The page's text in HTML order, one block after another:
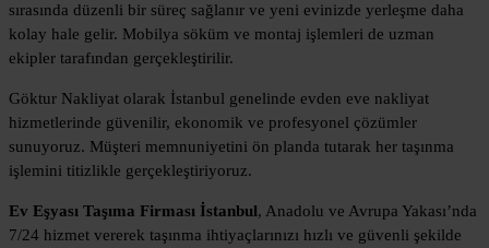
sırasında düzenli bir süreç sağlanır ve yeni evinizde yerleşme daha
kolay hale gelir. Mobilya söküm ve montaj işlemleri de uzman
ekipler tarafından gerçekleştirilir.
Göktur Nakliyat olarak İstanbul genelinde evden eve nakliyat
hizmetlerinde güvenilir, ekonomik ve profesyonel çözümler
sunuyoruz. Müşteri memnuniyetini ön planda tutarak her taşınma
işlemini titizlikle gerçekleştiriyoruz.
Ev Eşyası Taşıma Firması İstanbul, Anadolu ve Avrupa Yakası’nda
7/24 hizmet vererek taşınma ihtiyaçlarınızı hızlı ve güvenli şekilde